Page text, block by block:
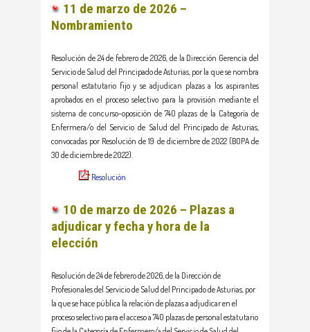
11 de marzo de 2026 –
Nombramiento
Resolución de 24 de febrero de 2026, de la Dirección Gerencia del
Servicio de Salud del Principado de Asturias, por la que se nombra
personal estatutario fijo y se adjudican plazas a los aspirantes
aprobados en el proceso selectivo para la provisión mediante el
sistema de concurso-oposición de 740 plazas de la Categoría de
Enfermera/o del Servicio de Salud del Principado de Asturias,
convocadas por Resolución de 19 de diciembre de 2022 (BOPA de
30 de diciembre de 2022).
Resolución
10 de marzo de 2026 – Plazas a
adjudicar y fecha y hora de la
elección
Resolución de 24 de febrero de 2026, de la Dirección de
Profesionales del Servicio de Salud del Principado de Asturias, por
la que se hace pública la relación de plazas a adjudicar en el
proceso selectivo para el acceso a 740 plazas de personal estatutario